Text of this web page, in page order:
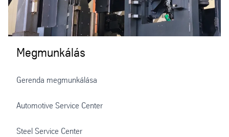
Megmunkálás
Gerenda megmunkálása
Automotive Service Center
Steel Service Center